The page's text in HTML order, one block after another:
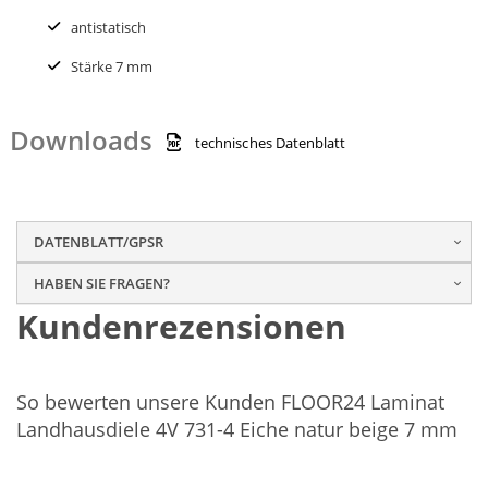
antistatisch
Stärke 7 mm
Downloads technisches Datenblatt
DATENBLATT/GPSR
HABEN SIE FRAGEN?
Kundenrezensionen
So bewerten unsere Kunden FLOOR24 Laminat
Landhausdiele 4V 731-4 Eiche natur beige 7 mm